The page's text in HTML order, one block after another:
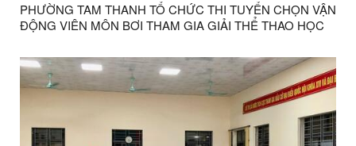
PHƯỜNG TAM THANH TỔ CHỨC THI TUYỂN CHỌN VẬN
ĐỘNG VIÊN MÔN BƠI THAM GIA GIẢI THỂ THAO HỌC